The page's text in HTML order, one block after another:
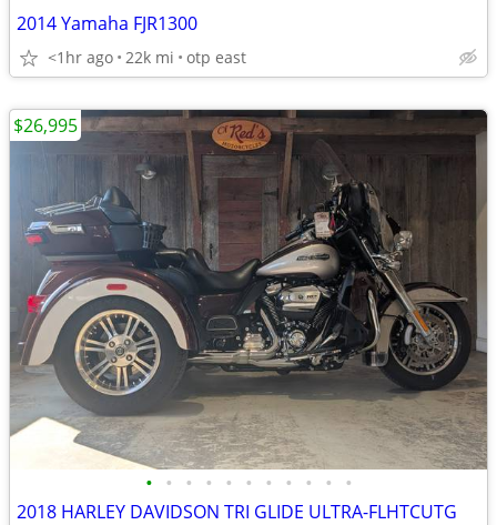
2014 Yamaha FJR1300
<1hr ago 22k mi otp east
• • • • • • • • • • •
2018 HARLEY DAVIDSON TRI GLIDE ULTRA-FLHTCUTG
$26,995